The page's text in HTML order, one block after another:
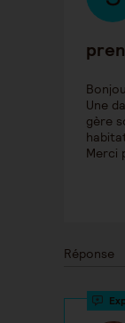
Une
gère
Merci
Réponse